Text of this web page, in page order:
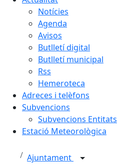
Notícies
Agenda
Avisos
Butlletí digital
Butlletí municipal
Rss
Hemeroteca
Adreces i telèfons
Subvencions
Subvencions Entitats
Estació Meteorològica
Ajuntament